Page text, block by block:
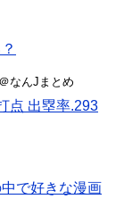
なんJまとめ
点 出塁率.293
で好きな漫画